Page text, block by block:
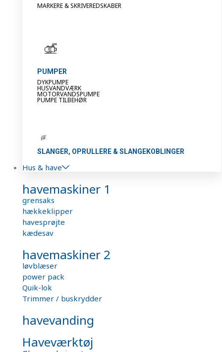
MARKERE & SKRIVEREDSKABER
PUMPER
DYKPUMPE
HUSVANDVÆRK
MOTORVANDSPUMPE
PUMPE TILBEHØR
SLANGER, OPRULLERE & SLANGEKOBLINGER
Hus & have
havemaskiner 1
grensaks
hækkeklipper
havesprøjte
kædesav
havemaskiner 2
løvblæser
power pack
Quik-lok
Trimmer / buskrydder
havevanding
Haveværktøj